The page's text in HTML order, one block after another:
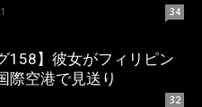
34
158】彼女がフィリピン
際空港で見送り
32